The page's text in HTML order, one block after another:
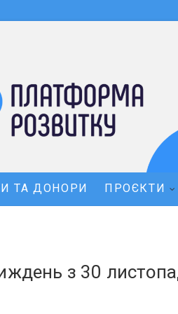
ТА ДОНОРИ ПРОЄКТИ
з 30